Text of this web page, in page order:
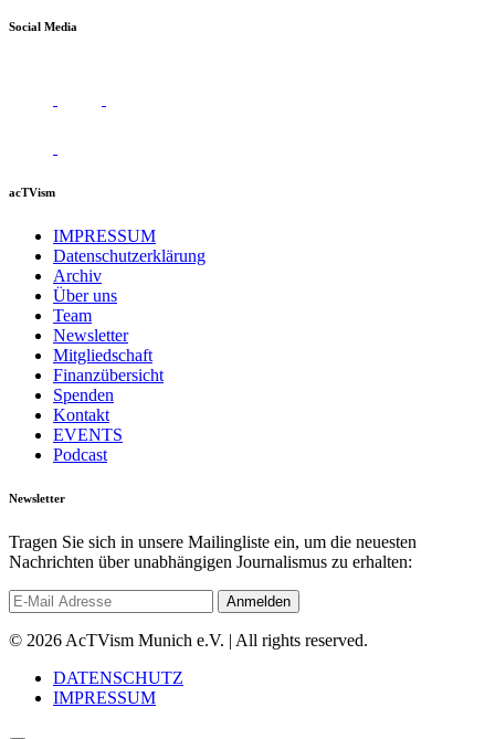
Social Media
acTVism
IMPRESSUM
Datenschutzerklärung
Archiv
Über uns
Team
Newsletter
Mitgliedschaft
Finanzübersicht
Spenden
Kontakt
EVENTS
Podcast
Newsletter
Tragen Sie sich in unsere Mailingliste ein, um die neuesten
Nachrichten über unabhängigen Journalismus zu erhalten:
© 2026 AcTVism Munich e.V. | All rights reserved.
DATENSCHUTZ
IMPRESSUM